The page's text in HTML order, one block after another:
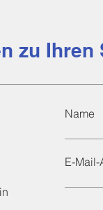
zu Ihren
Name
E-